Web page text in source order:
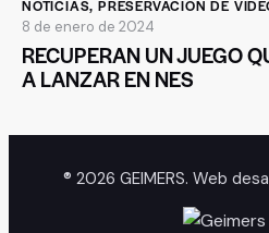
NOTICIAS,PRESERVACIÓN DE
8 de enero de 2024
RECUPERAN UN JUEGO
A LANZAR EN NES
® 2026 GEIMERS. Web